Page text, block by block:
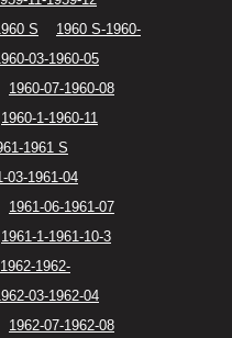
S
1960 S-1960-
03-1960-05
1960-07-1960-08
1960-1-1960-11
1961 S
03-1961-04
1961-06-1961-07
1961-1-1961-10-3
1962-1962-
03-1962-04
1962-07-1962-08